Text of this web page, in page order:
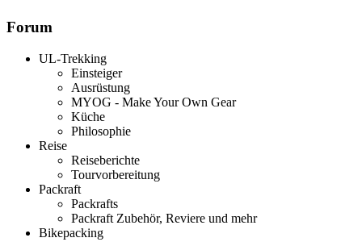
Forum
UL-Trekking
Einsteiger
Ausrüstung
MYOG - Make Your Own Gear
Küche
Philosophie
Reise
Reiseberichte
Tourvorbereitung
Packraft
Packrafts
Packraft Zubehör, Reviere und mehr
Bikepacking